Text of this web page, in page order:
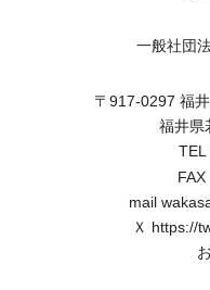
一般社団
〒917-0297 福
福井県
TEL
mail
Ｘ https://